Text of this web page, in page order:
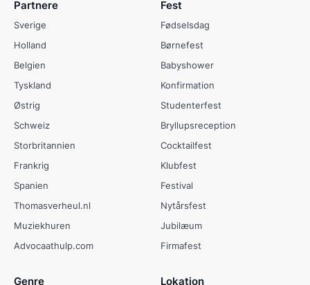
Partnere
Sverige
Holland
Belgien
Tyskland
Østrig
Schweiz
Storbritannien
Frankrig
Spanien
Thomasverheul.nl
Muziekhuren
Advocaathulp.com
Fest
Fødselsdag
Børnefest
Babyshower
Konfirmation
Studenterfest
Bryllupsreception
Cocktailfest
Klubfest
Festival
Nytårsfest
Jubilæum
Firmafest
Genre Lokation